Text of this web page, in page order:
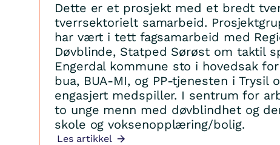
Dette er et prosjekt med et bredt
tverrsektorielt samarbeid.
har vært i tett fagsamarbeid med
Døvblinde, Statped Sørøst om taktil
Engerdal kommune sto i hovedsak
bua, BUA-MI, og PP-tjenesten i Trysil
engasjert medspiller. I sentrum for
to unge menn med døvblindhet og
skole og voksenopplæring/bolig.
Les artikkel